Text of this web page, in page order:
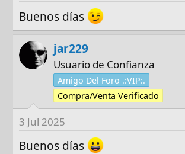
Buenos días
jar229
Usuario de Confianza
Amigo Del Foro .:VIP:.
Compra/Venta Verificado
3 Jul 2025
Buenos días